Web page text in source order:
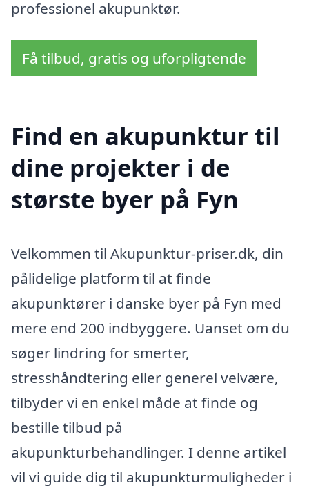
professionel akupunktør.
Få tilbud, gratis og uforpligtende
Find en akupunktur til
dine projekter i de
største byer på Fyn
Velkommen til Akupunktur-priser.dk, din
pålidelige platform til at finde
akupunktører i danske byer på Fyn med
mere end 200 indbyggere. Uanset om du
søger lindring for smerter,
stresshåndtering eller generel velvære,
tilbyder vi en enkel måde at finde og
bestille tilbud på
akupunkturbehandlinger. I denne artikel
vil vi guide dig til akupunkturmuligheder i